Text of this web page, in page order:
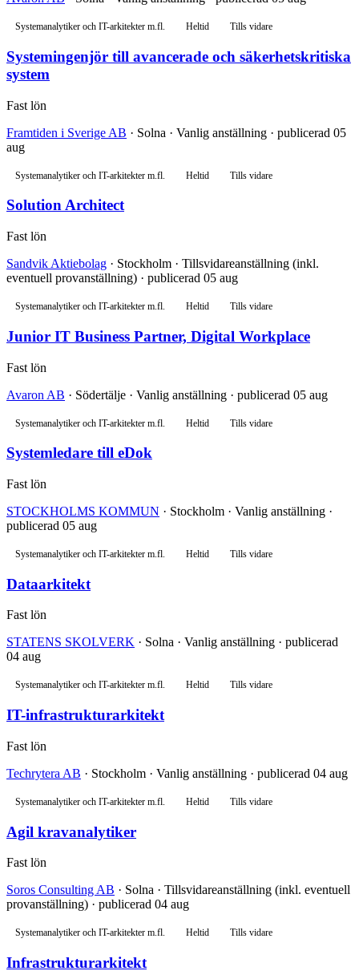
Systemanalytiker och IT-arkitekter m.fl. Heltid Tills vidare
Systemingenjör till avancerade och säkerhetskritiska
system
Fast lön
Framtiden i Sverige AB · Solna · Vanlig anställning · publicerad 05
aug
Systemanalytiker och IT-arkitekter m.fl. Heltid Tills vidare
Solution Architect
Fast lön
Sandvik Aktiebolag · Stockholm · Tillsvidareanställning (inkl.
eventuell provanställning) · publicerad 05 aug
Systemanalytiker och IT-arkitekter m.fl. Heltid Tills vidare
Junior IT Business Partner, Digital Workplace
Fast lön
Avaron AB · Södertälje · Vanlig anställning · publicerad 05 aug
Systemanalytiker och IT-arkitekter m.fl. Heltid Tills vidare
Systemledare till eDok
Fast lön
STOCKHOLMS KOMMUN · Stockholm · Vanlig anställning ·
publicerad 05 aug
Systemanalytiker och IT-arkitekter m.fl. Heltid Tills vidare
Dataarkitekt
Fast lön
STATENS SKOLVERK · Solna · Vanlig anställning · publicerad
04 aug
Systemanalytiker och IT-arkitekter m.fl. Heltid Tills vidare
IT-infrastrukturarkitekt
Fast lön
Techrytera AB · Stockholm · Vanlig anställning · publicerad 04 aug
Systemanalytiker och IT-arkitekter m.fl. Heltid Tills vidare
Agil kravanalytiker
Fast lön
Soros Consulting AB · Solna · Tillsvidareanställning (inkl. eventuell
provanställning) · publicerad 04 aug
Systemanalytiker och IT-arkitekter m.fl. Heltid Tills vidare
Infrastrukturarkitekt